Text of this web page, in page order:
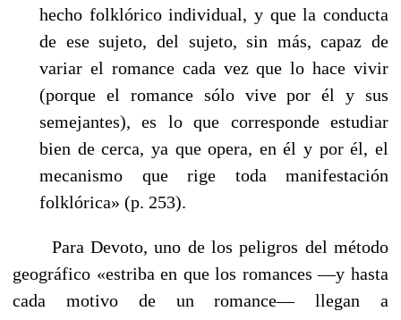
hecho folklórico individual, y que la conducta
de ese sujeto, del sujeto, sin más, capaz de
variar el romance cada vez que lo hace vivir
(porque el romance sólo vive por él y sus
semejantes), es lo que corresponde estudiar
bien de cerca, ya que opera, en él y por él, el
mecanismo que rige toda manifestación
folklórica» (p. 253).
Para Devoto, uno de los peligros del método
geográfico «estriba en que los romances —y hasta
cada motivo de un romance— llegan a